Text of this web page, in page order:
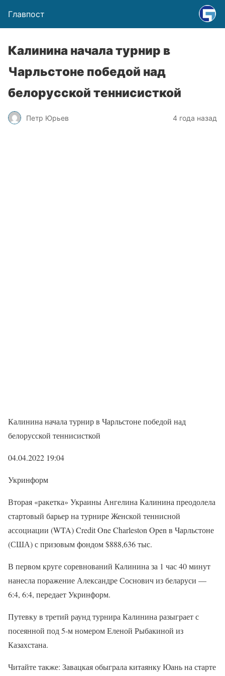
Главпост
Калинина начала турнир в
Чарльстоне победой над
белорусской теннисисткой
Петр Юрьев 4 года назад
Калинина начала турнир в Чарльстоне победой над
белорусской теннисисткой
04.04.2022 19:04
Укринформ
Вторая «ракетка» Украины Ангелина Калинина преодолела
стартовый барьер на турнире Женской теннисной
ассоциации (WTA) Credit One Charleston Open в Чарльстоне
(США) с призовым фондом $888,636 тыс.
В первом круге соревнований Калинина за 1 час 40 минут
нанесла поражение Александре Соснович из беларуси —
6:4, 6:4, передает Укринформ.
Путевку в третий раунд турнира Калинина разыграет с
посеянной под 5-м номером Еленой Рыбакиной из
Казахстана.
Читайте также: Завацкая обыграла китаянку Юань на старте